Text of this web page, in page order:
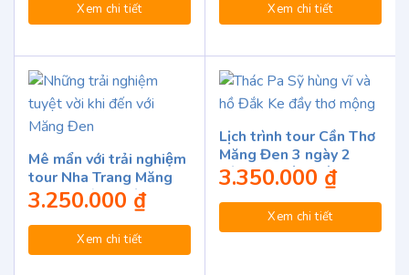
Xem chi tiết Xem chi tiết
Mê mẩn với trải nghiệm
tour Nha Trang Măng
Đen 3 ngày 2 đêm
3.250.000 ₫
Xem chi tiết
Lịch trình tour Cần Thơ
Măng Đen 3 ngày 2
đêm chi tiết nhất
3.350.000 ₫
Xem chi tiết